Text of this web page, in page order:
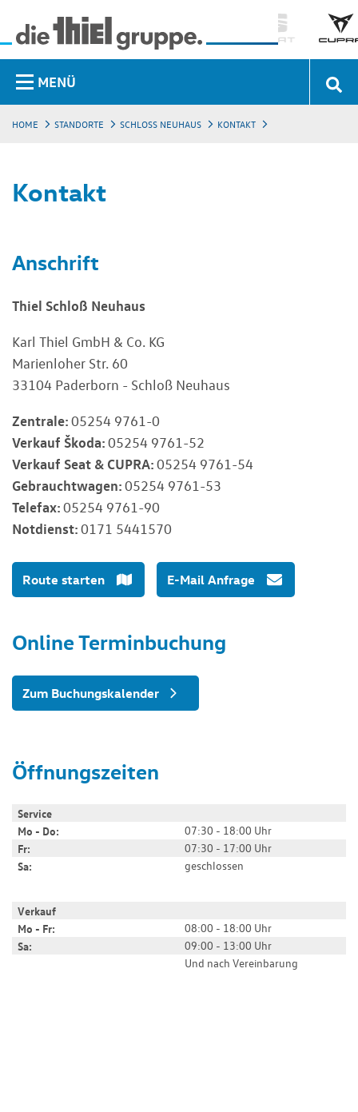
MENÜ
HOME STANDORTE SCHLOSS NEUHAUS KONTAKT
Kontakt
Anschrift
Thiel Schloß Neuhaus
Karl Thiel GmbH & Co. KG
Marienloher Str. 60
33104 Paderborn - Schloß Neuhaus
Zentrale:05254 9761-0
Verkauf Škoda:05254 9761-52
Verkauf Seat & CUPRA:05254 9761-54
Gebrauchtwagen:05254 9761-53
Telefax:05254 9761-90
Notdienst:0171 5441570
Route starten E-Mail Anfrage
Online Terminbuchung
Zum Buchungskalender
Öffnungszeiten
Service
Mo - Do:
07:30 - 18:00 Uhr
Fr: 07:30 - 17:00 Uhr
Sa: geschlossen
Verkauf
Mo - Fr:
08:00 - 18:00 Uhr
Sa:
09:00 - 13:00 Uhr
Und nach Vereinbarung